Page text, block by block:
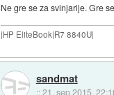
Ne gre se za svinjarije. Gre
|HP EliteBook|R7 8840U|
sandmat
::21. sep 2015,